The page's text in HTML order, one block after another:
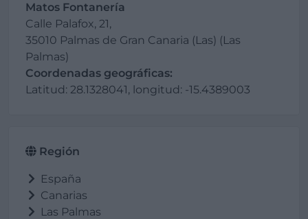
Matos Fontanería
Calle Palafox, 21,
35010 Palmas de Gran Canaria (Las) (Las
Palmas)
Coordenadas geográficas:
Latitud: 28.1328041, longitud: -15.4389003
Región
España
Canarias
Las Palmas